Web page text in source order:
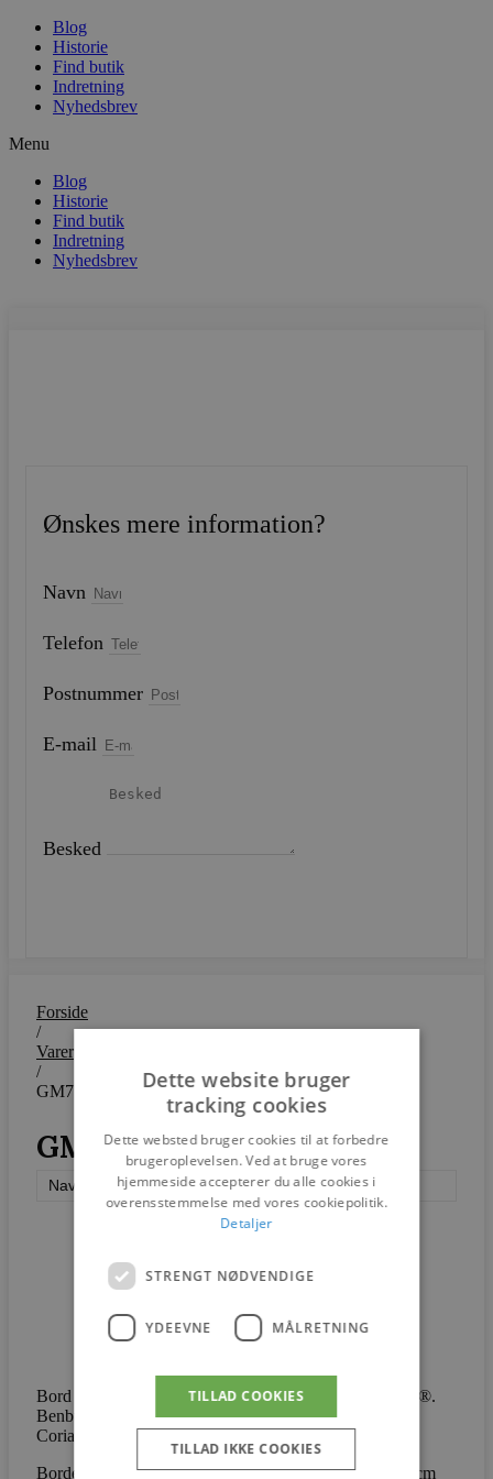
Blog
Historie
Find butik
Indretning
Nyhedsbrev
Menu
Blog
Historie
Find butik
Indretning
Nyhedsbrev
Ønskes mere information?
Navn
Telefon
Postnummer
E-mail
Besked
Forside
/
Varer
/
GM7700
GM7700
Naver Collection
Bord med hvid Corian-top. Langbord med hvid Corian®.
Benbukkene fås i 2 varianter enten beklædt med hvid
Corian® eller i massivt træ.
Bordet er udstyret med 1 butterfly-tillægsplade på 100 cm
Dette website bruger
tracking cookies
Dette websted bruger cookies til at forbedre
brugeroplevelsen. Ved at bruge vores
hjemmeside accepterer du alle cookies i
overensstemmelse med vores cookiepolitik.
Detaljer
STRENGT NØDVENDIGE
YDEEVNE MÅLRETNING
TILLAD COOKIES
TILLAD IKKE COOKIES